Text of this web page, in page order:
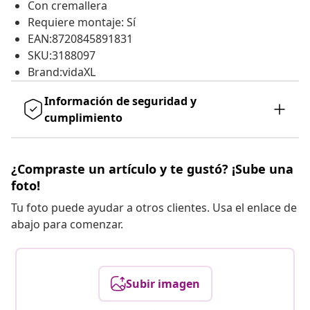
Con cremallera
Requiere montaje: Sí
EAN:8720845891831
SKU:3188097
Brand:vidaXL
Información de seguridad y
cumplimiento
¿Compraste un artículo y te gustó? ¡Sube una
foto!
Tu foto puede ayudar a otros clientes. Usa el enlace de
abajo para comenzar.
Subir imagen